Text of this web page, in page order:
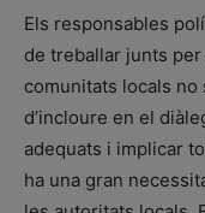
Els responsables
de treballar junts
comunitats locals no
d’incloure en el
adequats i implicar
ha una gran